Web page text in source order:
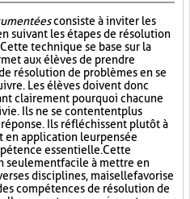
consiste à inviter les
suivant les étapes de résolution
technique se base sur la
aux élèves de prendre
résolution de problèmes en se
Les élèves doivent donc
clairement pourquoi chacune
Ils ne se contentent plus
Ils réfléchissent plutôt à
en application leur pensée
essentielle. Cette
seulement facile à mettre en
disciplines, mais elle favorise
compétences de résolution de